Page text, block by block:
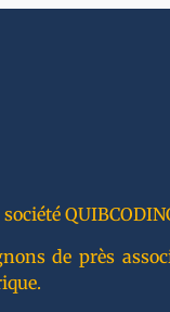
société
de près